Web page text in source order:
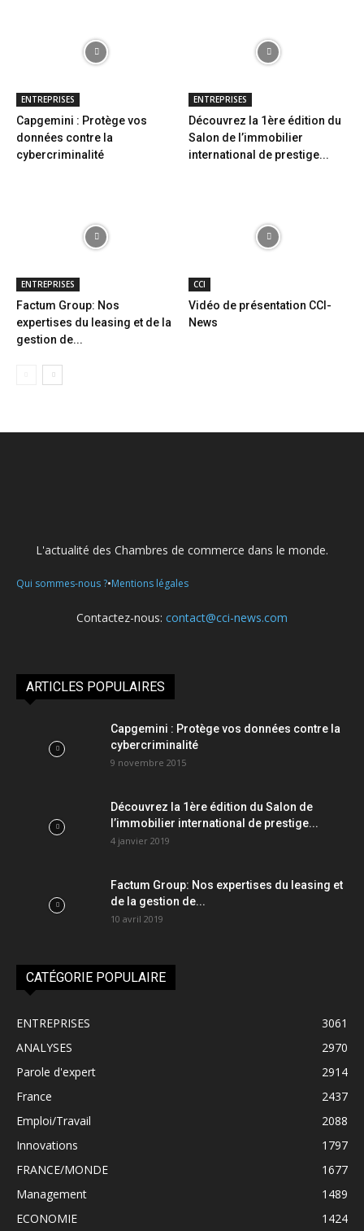
ENTREPRISES
Capgemini : Protège vos
données contre la
cybercriminalité
ENTREPRISES
Découvrez la 1ère édition du
Salon de l’immobilier
international de prestige...
ENTREPRISES
Factum Group: Nos
expertises du leasing et de la
gestion de...
CCI
Vidéo de présentation CCI-
News
L'actualité des Chambres de commerce dans le monde.
Qui sommes-nous ?•Mentions légales
Contactez-nous: contact@cci-news.com
ARTICLES POPULAIRES
Capgemini : Protège vos données contre la
cybercriminalité
9 novembre 2015
Découvrez la 1ère édition du Salon de
l’immobilier international de prestige...
4 janvier 2019
Factum Group: Nos expertises du leasing et
de la gestion de...
10 avril 2019
CATÉGORIE POPULAIRE
ENTREPRISES
3061
ANALYSES
2970
Parole d'expert
2914
France
2437
Emploi/Travail
2088
Innovations
1797
FRANCE/MONDE
1677
Management
1489
ECONOMIE
1424